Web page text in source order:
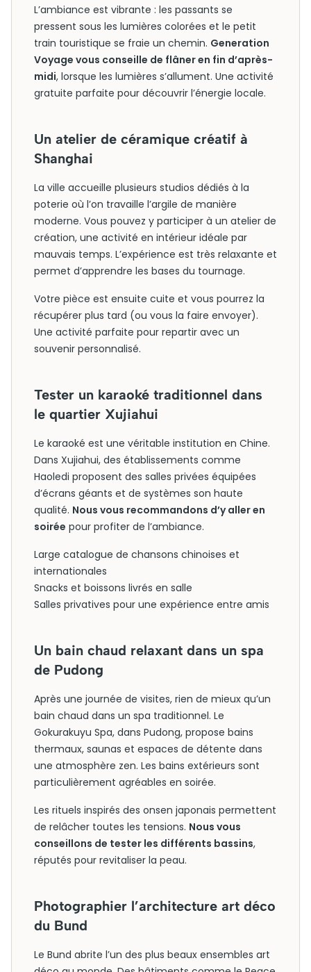
L’ambiance est vibrante : les passants se
pressent sous les lumières colorées et le petit
train touristique se fraie un chemin. Generation
Voyage vous conseille de flâner en fin d’après-
midi, lorsque les lumières s’allument. Une activité
gratuite parfaite pour découvrir l’énergie locale.
Un atelier de céramique créatif à
Shanghai
La ville accueille plusieurs studios dédiés à la
poterie où l’on travaille l’argile de manière
moderne. Vous pouvez y participer à un atelier de
création, une activité en intérieur idéale par
mauvais temps. L’expérience est très relaxante et
permet d’apprendre les bases du tournage.
Votre pièce est ensuite cuite et vous pourrez la
récupérer plus tard (ou vous la faire envoyer).
Une activité parfaite pour repartir avec un
souvenir personnalisé.
Tester un karaoké traditionnel dans
le quartier Xujiahui
Le karaoké est une véritable institution en Chine.
Dans Xujiahui, des établissements comme
Haoledi proposent des salles privées équipées
d’écrans géants et de systèmes son haute
qualité. Nous vous recommandons d’y aller en
soirée pour profiter de l’ambiance.
Large catalogue de chansons chinoises et
internationales
Snacks et boissons livrés en salle
Salles privatives pour une expérience entre amis
Un bain chaud relaxant dans un spa
de Pudong
Après une journée de visites, rien de mieux qu’un
bain chaud dans un spa traditionnel. Le
Gokurakuyu Spa, dans Pudong, propose bains
thermaux, saunas et espaces de détente dans
une atmosphère zen. Les bains extérieurs sont
particulièrement agréables en soirée.
Les rituels inspirés des onsen japonais permettent
de relâcher toutes les tensions. Nous vous
conseillons de tester les différents bassins,
réputés pour revitaliser la peau.
Photographier l’architecture art déco
du Bund
Le Bund abrite l’un des plus beaux ensembles art